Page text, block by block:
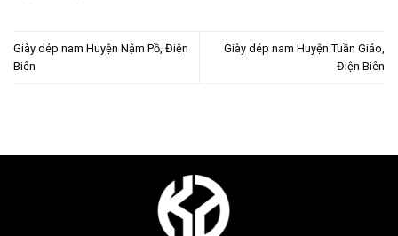
Giày dép nam Huyện Nậm Pồ, Điện
Biên
Giày dép nam Huyện Tuần Giáo,
Điện Biên